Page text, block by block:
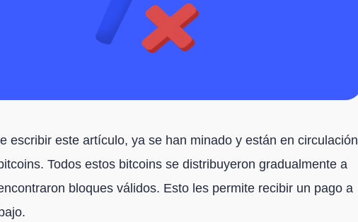
escribir este artículo, ya se han minado y están en circulación
Todos estos bitcoins se distribuyeron gradualmente a
bloques válidos. Esto les permite recibir un pago a